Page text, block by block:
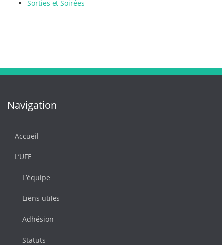
Sorties et Soirées
Navigation
Accueil
L’UFE
L’équipe
Liens utiles
Adhésion
Statuts